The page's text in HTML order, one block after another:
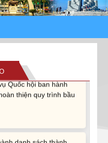
thiện quy trình bầu
danh sách thành
hợp phổ biến, giáo